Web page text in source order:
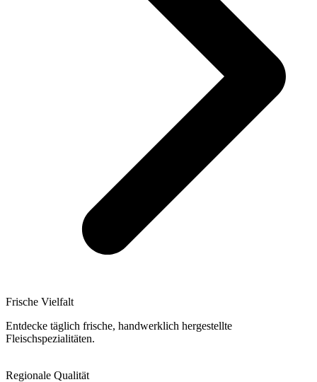
Frische Vielfalt
Entdecke täglich frische, handwerklich hergestellte
Fleischspezialitäten.
Regionale Qualität